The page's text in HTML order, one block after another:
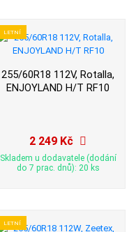
LETNÍ
255/60R18 112V, Rotalla,
ENJOYLAND H/T RF10
2 249 Kč
Skladem u dodavatele (dodání
do 7 prac. dnů): 20 ks
LETNÍ